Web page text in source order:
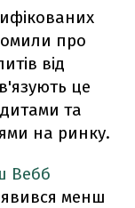
про
від
це
та
на ринку.
Вебб
менш